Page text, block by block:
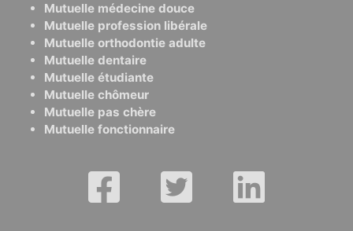
Mutuelle médecine douce
Mutuelle profession libérale
Mutuelle orthodontie adulte
Mutuelle dentaire
Mutuelle étudiante
Mutuelle chômeur
Mutuelle pas chère
Mutuelle fonctionnaire